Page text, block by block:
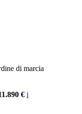
di marcia
€ i